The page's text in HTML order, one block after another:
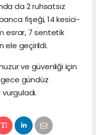
da 2 ruhsatsız
fişeği, 14 kesici-
esrar, 7 sentetik
ele geçirildi.
ve güvenliği için
gündüz